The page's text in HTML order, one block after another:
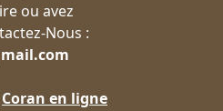
ou avez
Nous :
Coran en ligne